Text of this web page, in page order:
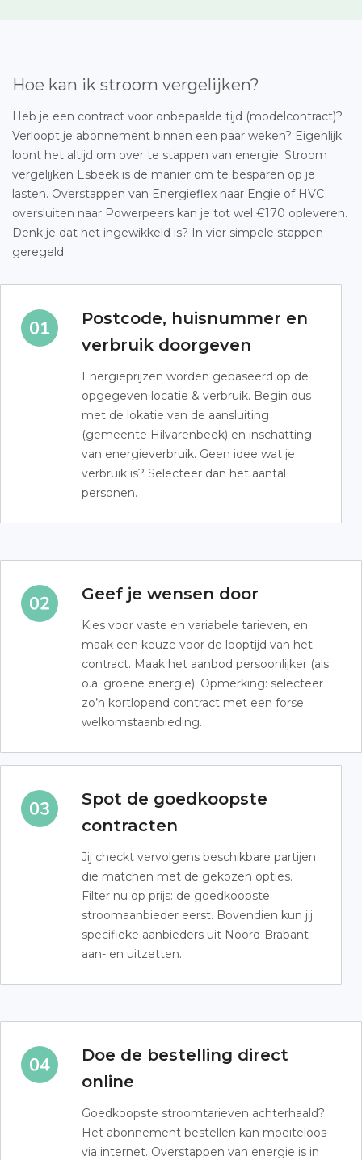
Hoe kan ik stroom vergelijken?
Heb je een contract voor onbepaalde tijd (modelcontract)?
Verloopt je abonnement binnen een paar weken? Eigenlijk
loont het altijd om over te stappen van energie. Stroom
vergelijken Esbeek is de manier om te besparen op je
lasten. Overstappen van Energieflex naar Engie of HVC
oversluiten naar Powerpeers kan je tot wel €170 opleveren.
Denk je dat het ingewikkeld is? In vier simpele stappen
geregeld.
Postcode, huisnummer en
verbruik doorgeven
Energieprijzen worden gebaseerd op de
opgegeven locatie & verbruik. Begin dus
met de lokatie van de aansluiting
(gemeente Hilvarenbeek) en inschatting
van energieverbruik. Geen idee wat je
verbruik is? Selecteer dan het aantal
personen.
Geef je wensen door
Kies voor vaste en variabele tarieven, en
maak een keuze voor de looptijd van het
contract. Maak het aanbod persoonlijker (als
o.a. groene energie). Opmerking: selecteer
zo’n kortlopend contract met een forse
welkomstaanbieding.
Spot de goedkoopste
contracten
Jij checkt vervolgens beschikbare partijen
die matchen met de gekozen opties.
Filter nu op prijs: de goedkoopste
stroomaanbieder eerst. Bovendien kun jij
specifieke aanbieders uit Noord-Brabant
aan- en uitzetten.
Doe de bestelling direct
online
Goedkoopste stroomtarieven achterhaald?
Het abonnement bestellen kan moeiteloos
via internet. Overstappen van energie is in